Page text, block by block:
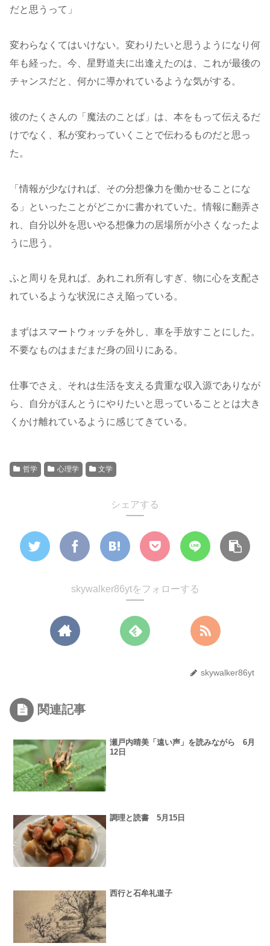
だと思うって」
変わらなくてはいけない。変わりたいと思うようになり何
年も経った。今、星野道夫に出逢えたのは、これが最後の
チャンスだと、何かに導かれているような気がする。
彼のたくさんの「魔法のことば」は、本をもって伝えるだ
けでなく、私が変わっていくことで伝わるものだと思っ
た。
「情報が少なければ、その分想像力を働かせることにな
る」といったことがどこかに書かれていた。情報に翻弄さ
れ、自分以外を思いやる想像力の居場所が小さくなったよ
うに思う。
ふと周りを見れば、あれこれ所有しすぎ、物に心を支配さ
れているような状況にさえ陥っている。
まずはスマートウォッチを外し、車を手放すことにした。
不要なものはまだまだ身の回りにある。
仕事でさえ、それは生活を支える貴重な収入源でありなが
ら、自分がほんとうにやりたいと思っていることとは大き
くかけ離れているように感じてきている。
哲学 心理学 文学
シェアする
skywalker86ytをフォローする
skywalker86yt
関連記事
瀬戸内晴美「遠い声」を読みながら 6月
12日
調理と読書 5月15日
西行と石牟礼道子